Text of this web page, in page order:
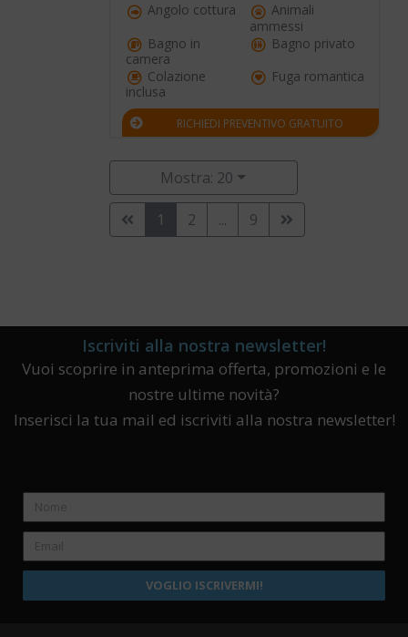
Angolo cottura
Animali
ammessi
Bagno in
camera
Bagno privato
Colazione
inclusa
Fuga romantica
RICHIEDI PREVENTIVO GRATUITO
Mostra: 20
1 2 ... 9
Iscriviti alla nostra newsletter!
Vuoi scoprire in anteprima offerta, promozioni e le
nostre ultime novità?
Inserisci la tua mail ed iscriviti alla nostra newsletter!
VOGLIO ISCRIVERMI!